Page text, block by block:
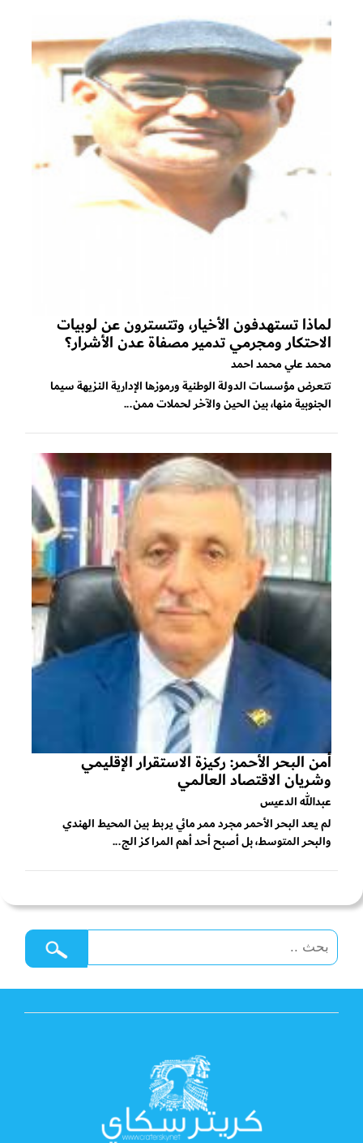
لماذا تستهدفون الأخيار، وتتسترون عن لوبيات
الاحتكار ومجرمي تدمير مصفاة عدن الأشرار؟
محمد علي محمد احمد
تتعرض مؤسسات الدولة الوطنية ورموزها الإدارية النزيهة سيما
الجنوبية منها، بين الحين والآخر لحملات ممن...
أمن البحر الأحمر: ركيزة الاستقرار الإقليمي
وشريان الاقتصاد العالمي
عبدالله الدعيس
لم يعد البحر الأحمر مجرد ممر مائي يربط بين المحيط الهندي
والبحر المتوسط، بل أصبح أحد أهم المراكز الج...